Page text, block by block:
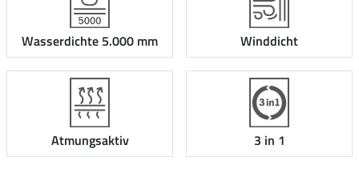
Wasserdichte 5.000 mm Winddicht
Atmungsaktiv 3 in 1